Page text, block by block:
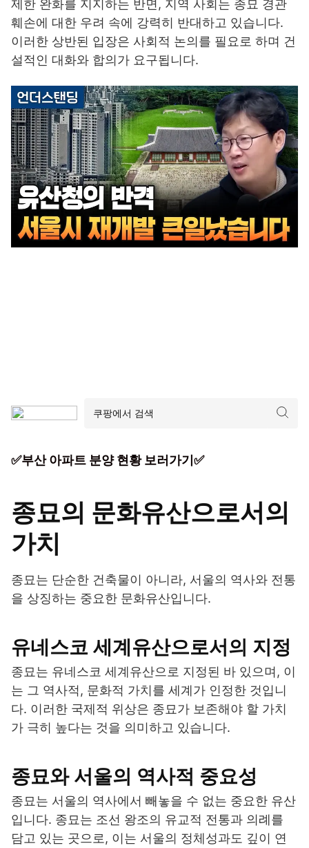
제한 완화를 지지하는 반면, 지역 사회는 종묘 경관
훼손에 대한 우려 속에 강력히 반대하고 있습니다.
이러한 상반된 입장은 사회적 논의를 필요로 하며 건
설적인 대화와 합의가 요구됩니다.
✅부산 아파트 분양 현황 보러가기✅
종묘의 문화유산으로서의
가치
종묘는 단순한 건축물이 아니라, 서울의 역사와 전통
을 상징하는 중요한 문화유산입니다.
유네스코 세계유산으로서의 지정
종묘는 유네스코 세계유산으로 지정된 바 있으며, 이
는 그 역사적, 문화적 가치를 세계가 인정한 것입니
다. 이러한 국제적 위상은 종묘가 보존해야 할 가치
가 극히 높다는 것을 의미하고 있습니다.
종묘와 서울의 역사적 중요성
종묘는 서울의 역사에서 빼놓을 수 없는 중요한 유산
입니다. 종묘는 조선 왕조의 유교적 전통과 의례를
담고 있는 곳으로, 이는 서울의 정체성과도 깊이 연